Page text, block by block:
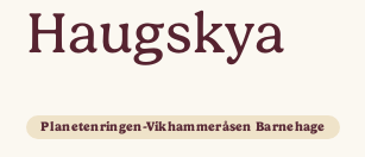
Haugskya
Planetenringen-Vikhammeråsen Barnehage